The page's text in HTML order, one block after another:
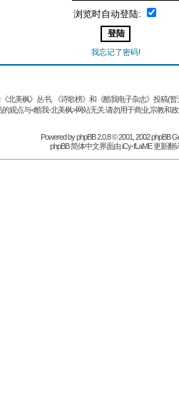
浏览时自动登陆:
我忘记了密码!
美枫》丛书, 《诗歌榜》和《酷我电子杂志》投稿(
观点与<酷我-北美枫>网站无关.请勿用于商业,宗教和
Powered byphpBB2.0.8 © 2001, 2002 phpBB
phpBB 简体中文界面由 iCy-fLaME 更新翻